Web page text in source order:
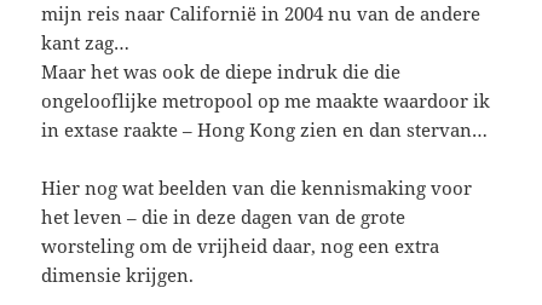
mijn reis naar Californië in 2004 nu van de andere
kant zag…
Maar het was ook de diepe indruk die die
ongelooflijke metropool op me maakte waardoor ik
in extase raakte – Hong Kong zien en dan stervan…
Hier nog wat beelden van die kennismaking voor
het leven – die in deze dagen van de grote
worsteling om de vrijheid daar, nog een extra
dimensie krijgen.